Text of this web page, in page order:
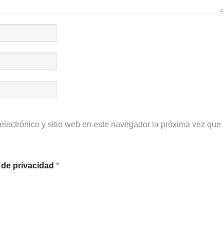
y sitio web en este navegador la próxima vez que
privacidad *